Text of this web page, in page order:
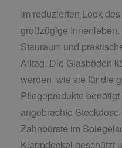
Im reduzierten Look
großzügige
Stauraum und
Alltag. Die Glasböden
werden, wie sie für die
Pflegeprodukte
angebrachte
Zahnbürste im
Klappdeckel geschützt